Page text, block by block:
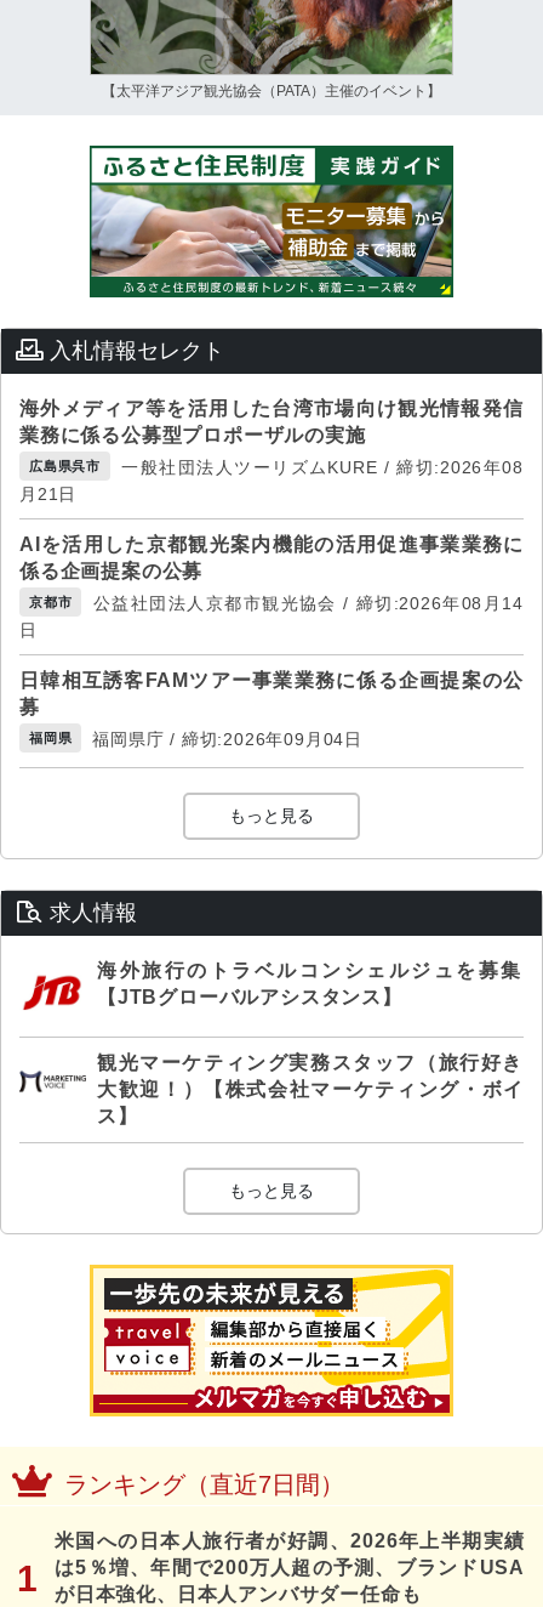
【太平洋アジア観光協会（PATA）主催のイベント】
入札情報セレクト
海外メディア等を活用した台湾市場向け観光情報発信
業務に係る公募型プロポーザルの実施
広島県呉市
一般社団法人ツーリズムKURE / 締切:2026年08
月21日
AIを活用した京都観光案内機能の活用促進事業業務に
係る企画提案の公募
京都市
公益社団法人京都市観光協会 / 締切:2026年08月14
日
日韓相互誘客FAMツアー事業業務に係る企画提案の公
募
福岡県 福岡県庁 / 締切:2026年09月04日
もっと見る
求人情報
海外旅行のトラベルコンシェルジュを募集
【JTBグローバルアシスタンス】
観光マーケティング実務スタッフ（旅行好き
大歓迎！）【株式会社マーケティング・ボイ
ス】
もっと見る
ランキング（直近7日間）
米国への日本人旅行者が好調、2026年上半期実績
は5％増、年間で200万人超の予測、ブランドUSA
が日本強化、日本人アンバサダー任命も